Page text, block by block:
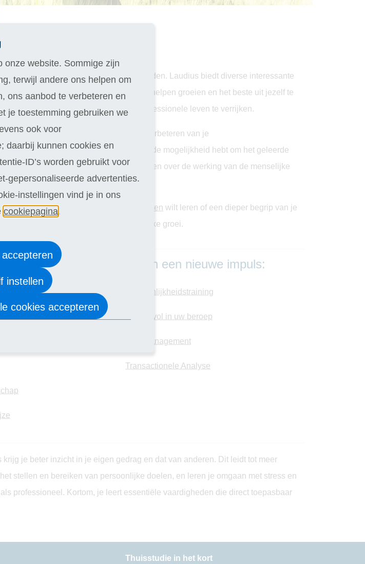
van Laudius
een sleutelcomponent geworden. Laudius biedt diverse interessante
zijn specifiek ontwikkeld om jou te helpen groeien en het beste uit jezelf te
staat stellen om je persoonlijke en professionele leven te verrijken.
,het ontwikkelen van je intuïtie
, tot het verbeteren van je
tussen theorie en praktijk, waardoor je de mogelijkheid hebt om het geleerde
basis voor iedereen die meer wil leren over de werking van de menselijke
om meer orde in je leven te brengen.
effectievere gesprekstechnieken wilt leren of een dieper begrip van je
zijn jouw springplank naar persoonlijke groei.
geven jouw leven een nieuwe impuls:
Persoonlijkheidstraining
Succesvol in uw beroep
Timemanagement
Transactionele Analyse
je beter inzicht in je eigen gedrag en dat van anderen. Dit leidt tot meer
stellen en bereiken van persoonlijke doelen, en leren je omgaan met stress en
professioneel. Kortom, je leert essentiële vaardigheden die direct toepasbaar
Thuisstudie in het kort
onze website. Sommige zijn
terwijl andere ons helpen om
ons aanbod te verbeteren en
je toestemming gebruiken we
ook voor
daarbij kunnen cookies en
ID’s worden gebruikt voor
gepersonaliseerde advertenties.
instellingen vind je in ons
cookiepagina.
instellen
cookies accepteren